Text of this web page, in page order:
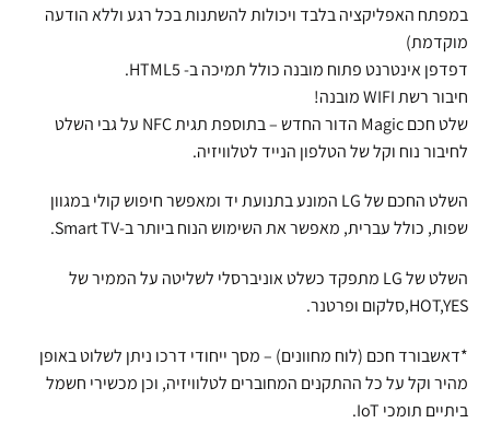
במפתח האפליקציה בלבד ויכולות להשתנות בכל רגע וללא הודעה
מוקדמת)
דפדפן אינטרנט פתוח מובנה כולל תמיכה ב- HTML5.
חיבור רשת WIFI מובנה!
שלט חכם Magic הדור החדש – בתוספת תגית NFC על גבי השלט
לחיבור נוח וקל של הטלפון הנייד לטלוויזיה.
השלט החכם של LG המונע בתנועת יד ומאפשר חיפוש קולי במגוון
שפות, כולל עברית, מאפשר את השימוש הנוח ביותר ב-Smart TV.
השלט של LG מתפקד כשלט אוניברסלי לשליטה על הממיר של
HOT,YES,סלקום ופרטנר.
*דאשבורד חכם (לוח מחוונים) – מסך ייחודי דרכו ניתן לשלוט באופן
מהיר וקל על כל ההתקנים המחוברים לטלוויזיה, וכן מכשירי חשמל
ביתיים תומכי IoT.